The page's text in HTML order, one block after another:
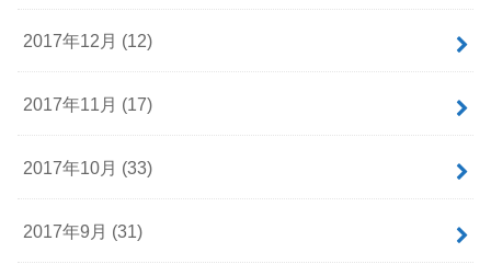
2017年12月 (12)
2017年11月 (17)
2017年10月 (33)
2017年9月 (31)